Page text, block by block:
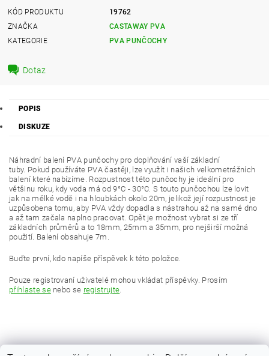
KÓD PRODUKTU
19762
ZNAČKA
CASTAWAY PVA
KATEGORIE
PVA PUNČOCHY
Dotaz
POPIS
DISKUZE
Náhradní balení PVA punčochy pro doplňování vaší základní
tuby. Pokud používáte PVA častěji, lze využít i našich velkometrážních
balení které nabízíme. Rozpustnost této punčochy je ideální pro
většinu roku, kdy voda má od 9°C - 30°C. S touto punčochou lze lovit
jak na mělké vodě i na hloubkách okolo 20m, jelikož její rozpustnost je
uzpůsobena tomu, aby PVA vždy dopadla s nástrahou až na samé dno
a až tam začala naplno pracovat. Opět je možnost vybrat si ze tří
základních průměrů a to 18mm, 25mm a 35mm, pro nejširší možná
použití. Balení obsahuje 7m.
Buďte první, kdo napíše příspěvek k této položce.
Pouze registrovaní uživatelé mohou vkládat příspěvky. Prosím
přihlaste senebo se registrujte.